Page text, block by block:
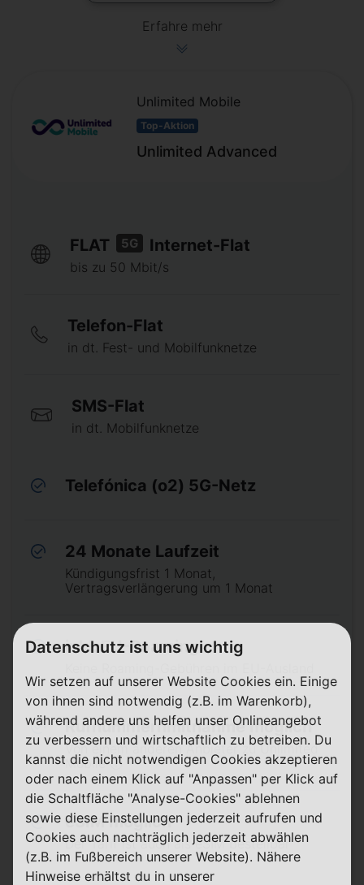
Erfahre mehr
Unlimited Mobile
Top-Aktion
Unlimited Advanced
FLAT 5G Internet-Flat
bis zu 50 Mbit/s
Telefon-Flat
in dt. Fest- und Mobilfunknetze
SMS-Flat
in dt. Mobilfunknetze
Telefónica (o2) 5G-Netz
24 Monate Laufzeit
Kündigungsfrist 1 Monat,
Vertragsverlängerung um 1 Monat
inkl. EU-Roaming
Rufnummernmitnahme möglich
Von einem anderen Anbieter zu Unlimited
Mobile ⓘ
eSIM möglich
Der Tarif ist auch als eSIM bestellbar
Datenschutz ist uns wichtig
Wir setzen auf unserer Website Cookies ein. Einige
von ihnen sind notwendig (z.B. im Warenkorb),
während andere uns helfen unser Onlineangebot
zu verbessern und wirtschaftlich zu betreiben. Du
kannst die nicht notwendigen Cookies akzeptieren
oder nach einem Klick auf "Anpassen" per Klick auf
die Schaltfläche "Analyse-Cookies" ablehnen
sowie diese Einstellungen jederzeit aufrufen und
Cookies auch nachträglich jederzeit abwählen
(z.B. im Fußbereich unserer Website). Nähere
Hinweise erhältst du in unserer